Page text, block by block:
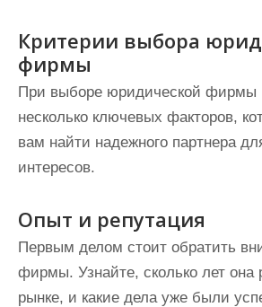
Критерии выбора
фирмы
При выборе юридической фирмы
несколько ключевых факторов,
вам найти надежного партнера
интересов.
Опыт и репутация
Первым делом стоит обратить
фирмы. Узнайте, сколько лет она
рынке, и какие дела уже были